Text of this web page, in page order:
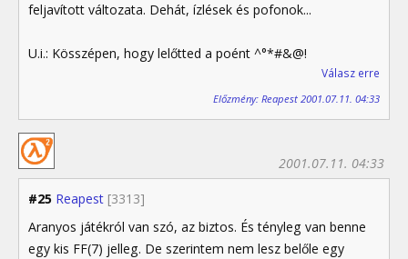
feljavított változata. Dehát, ízlések és pofonok...
U.i.: Kösszépen, hogy lelőtted a poént ^°*#&@!
Válasz erre
Előzmény: Reapest 2001.07.11. 04:33
#25 Reapest [3313]
2001.07.11. 04:33
Aranyos játékról van szó, az biztos. És tényleg van benne
egy kis FF(7) jelleg. De szerintem nem lesz belőle egy